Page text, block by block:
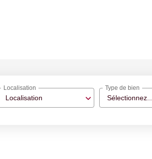
Localisation
Localisation
Sélectionnez...
Type de bien